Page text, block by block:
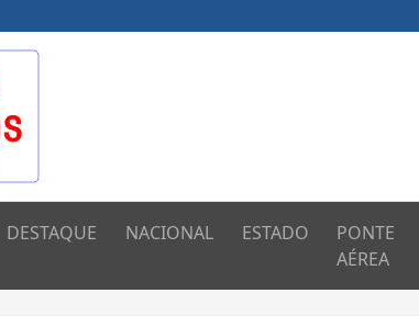
DESTAQUE NACIONAL ESTADO
PONTE
AÉREA